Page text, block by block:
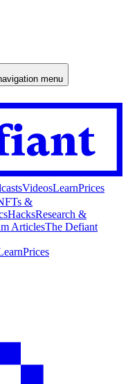
menu
VideosLearnPrices
&
HacksResearch &
ArticlesThe Defiant
Prices